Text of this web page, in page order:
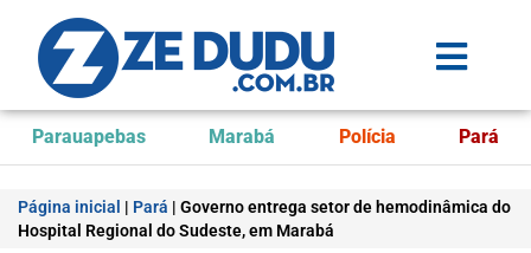
Parauapebas Marabá Polícia Pará
Página inicial | Pará | Governo entrega setor de hemodinâmica do
Hospital Regional do Sudeste, em Marabá